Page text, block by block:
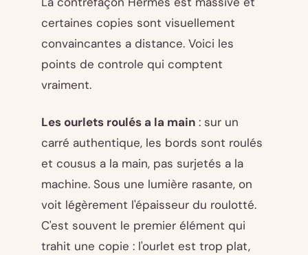
certaines copies sont visuellement
convaincantes a distance. Voici les
points de controle qui comptent
vraiment.
Les ourlets roulés a la main : sur un
carré authentique, les bords sont roulés
et cousus a la main, pas surjetés a la
machine. Sous une lumière rasante, on
voit légèrement l'épaisseur du roulotté.
C'est souvent le premier élément qui
trahit une copie : l'ourlet est trop plat,